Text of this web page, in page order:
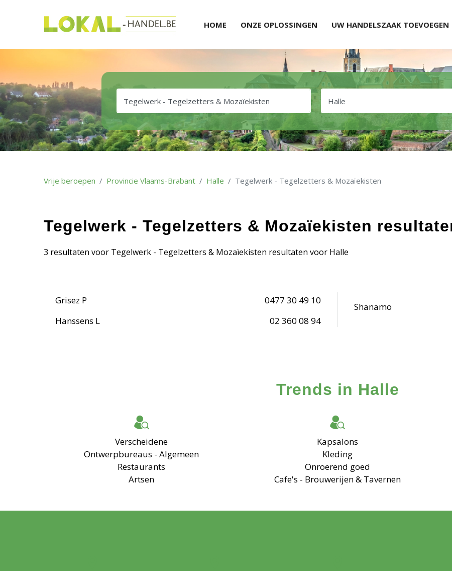
HOME ONZE OPLOSSINGEN UW HANDELSZAAK TOEVOEGEN
Vrije beroepen Provincie Vlaams-Brabant Halle Tegelwerk - Tegelzetters & Mozaïekisten
Tegelwerk - Tegelzetters & Mozaïekisten
3 resultaten voor Tegelwerk - Tegelzetters & Mozaïekisten resultaten voor Halle
Grisez P
0477 30 49 10
Hanssens L
02 360 08 94
Shanamo
Trends in Halle
Verscheidene
Ontwerpbureaus - Algemeen
Restaurants
Artsen
Kapsalons
Kleding
Onroerend goed
Cafe's - Brouwerijen & Tavernen